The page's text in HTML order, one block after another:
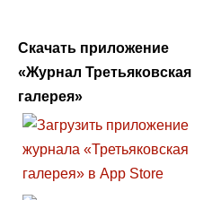
Скачать приложение
«Журнал Третьяковская
галерея»